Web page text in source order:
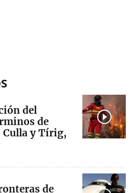
del
de
Culla y Tírig,
de